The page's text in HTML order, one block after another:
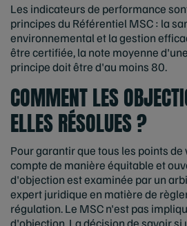
Les indicateurs de performance
principes du Référentiel MSC : la
environnemental et la gestion
être certifiée, la note moyenne
principe doit être d'au moins 80.
COMMENT LES
ELLES RÉSOLUES ?
Pour garantir que tous les points de
compte de manière équitable et
d'objection est examinée par un
expert juridique en matière de
régulation. Le MSC n'est pas
d'objection. La décision de savoir si